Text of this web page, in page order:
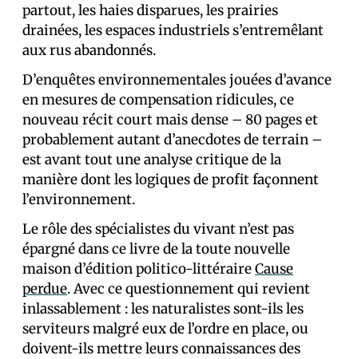
partout, les haies disparues, les prairies
drainées, les espaces industriels s’entremêlant
aux rus abandonnés.
D’enquêtes environnementales jouées d’avance
en mesures de compensation ridicules, ce
nouveau récit court mais dense – 80 pages et
probablement autant d’anecdotes de terrain –
est avant tout une analyse critique de la
manière dont les logiques de profit façonnent
l’environnement.
Le rôle des spécialistes du vivant n’est pas
épargné dans ce livre de la toute nouvelle
maison d’édition politico-littéraireCause
perdue. Avec ce questionnement qui revient
inlassablement : les naturalistes sont-ils les
serviteurs malgré eux de l’ordre en place, ou
doivent-ils mettre leurs connaissances des